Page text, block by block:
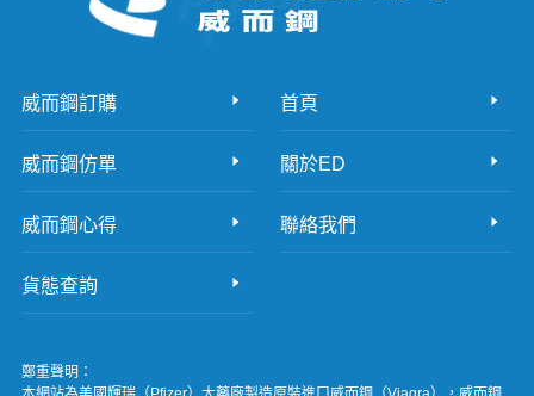
威而鋼訂購 首頁
威而鋼仿單 關於ED
威而鋼心得 聯絡我們
貨態查詢
鄭重聲明：